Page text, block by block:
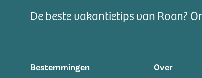
De beste vakantietips van Roan?
Bestemmingen Over